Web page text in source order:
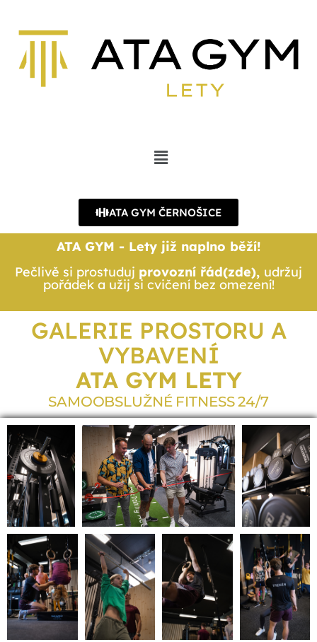
ATA GYM ČERNOŠICE
ATA GYM - Lety již naplno běží!
Pečlivě si prostuduj provozní řád(zde), udržuj
pořádek a užij si cvičení bez omezení!
GALERIE PROSTORU A
VYBAVENÍ
ATA GYM LETY
SAMOOBSLUŽNÉ FITNESS 24/7